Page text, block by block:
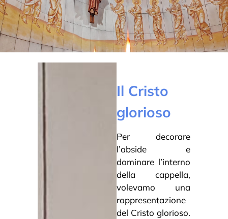
Il Cristo
glorioso
Per decorare
l’abside e
dominare l’interno
della cappella,
volevamo una
rappresentazione
del Cristo glorioso.